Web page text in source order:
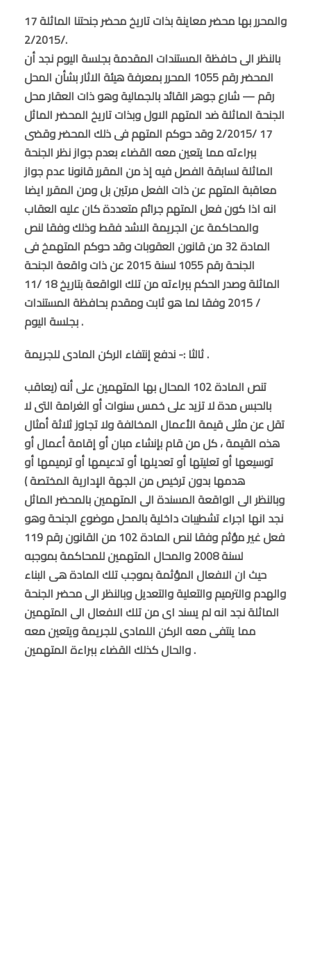
والمحرر بها محضر معاينة بذات تاريخ محضر جنحتنا الماثلة 17
/2/2015.
بالنظر الى حافظة المستندات المقدمة بجلسة اليوم نجد أن
المحضر رقم 1055 المحرر بمعرفة هيئة الاثار بشأن المحل
رقم — شارع جوهر القائد بالجمالية وهو ذات العقار محل
الجنحة الماثلة ضد المتهم الاول وبذات تاريخ المحضر الماثل
17 /2/2015 وقد حوكم المتهم فى ذلك المحضر وقضى
ببراءته مما يتعين معه القضاء بعدم جواز نظر الجنحة
الماثلة لسابقة الفصل فيه إذ من المقرر قانونا عدم جواز
معاقبة المتهم عن ذات الفعل مرتين بل ومن المقرر ايضا
انه اذا كون فعل المتهم جرائم متعددة كان عليه العقاب
والمحاكمة عن الجريمة الاشد فقط وذلك وفقا لنص
المادة 32 من قانون العقوبات وقد حوكم المتهمخ فى
الجنحة رقم 1055 لسنة 2015 عن ذات واقعة الجنحة
الماثلة وصدر الحكم ببراءته من تلك الواقعة بتاريخ 18 /11
/ 2015 وفقا لما هو ثابت ومقدم بحافظة المستندات
بجلسة اليوم .
ثالثا :- ندفع إنتفاء الركن المادى للجريمة .
تنص المادة 102 المحال بها المتهمين على أنه (يعاقب
بالحبس مدة لا تزيد على خمس سنوات أو الغرامة التى لا
تقل عن مثلى قيمة الأعمال المخالفة ولا تجاوز ثلاثة أمثال
هذه القيمة ، كل من قام بإنشاء مبان أو إقامة أعمال أو
توسيعها أو تعليتها أو تعديلها أو تدعيمها أو ترميمها أو
هدمها بدون ترخيص من الجهة الإدارية المختصة )
وبالنظر الى الواقعة المسندة الى المتهمين بالمحضر الماثل
نجد انها اجراء تشطيبات داخلية بالمحل موضوع الجنحة وهو
فعل غير مؤثم وفقا لنص المادة 102 من القانون رقم 119
لسنة 2008 والمحال المتهمين للمحاكمة بموجبه
حيث ان الافعال المؤثمة بموجب تلك المادة هى البناء
والهدم والترميم والتعلية والتعديل وبالنظر الى محضر الجنحة
الماثلة نجد انه لم يسند اى من تلك الافعال الى المتهمين
مما ينتفى معه الركن اللمادى للجريمة ويتعين معه
والحال كذلك القضاء ببراءة المتهمين .